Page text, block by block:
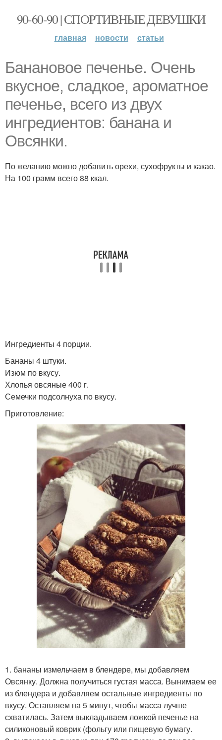
90-60-90 | СПОРТИВНЫЕ ДЕВУШКИ
главная новости статьи
Банановое печенье. Очень
вкусное, сладкое, ароматное
печенье, всего из двух
ингредиентов: банана и
Овсянки.
По желанию можно добавить орехи, сухофрукты и какао.
На 100 грамм всего 88 ккал.
Ингредиенты 4 порции.
Бананы 4 штуки.
Изюм по вкусу.
Хлопья овсяные 400 г.
Семечки подсолнуха по вкусу.
Приготовление:
1. бананы измельчаем в блендере, мы добавляем
Овсянку. Должна получиться густая масса. Вынимаем ее
из блендера и добавляем остальные ингредиенты по
вкусу. Оставляем на 5 минут, чтобы масса лучше
схватилась. Затем выкладываем ложкой печенье на
силиконовый коврик (фольгу или пищевую бумагу.